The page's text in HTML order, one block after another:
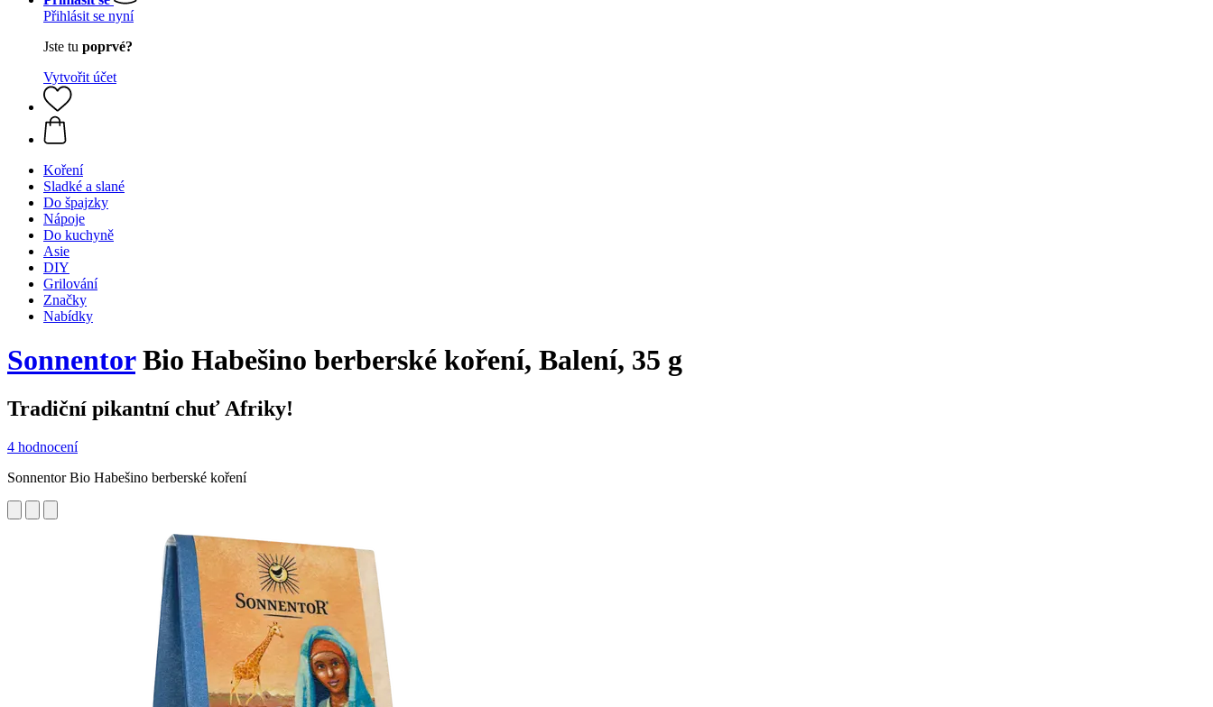
Přihlásit se nyní
Jste tu poprvé?
Vytvořit účet
Koření
Sladké a slané
Do špajzky
Nápoje
Do kuchyně
Asie
DIY
Grilování
Značky
Nabídky
SonnentorBio Habešino berberské koření, Balení, 35 g
Tradiční pikantní chuť Afriky!
4 hodnocení
Sonnentor Bio Habešino berberské koření